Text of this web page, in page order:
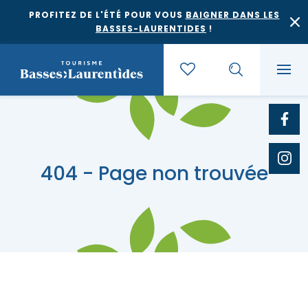
PROFITEZ DE L'ÉTÉ POUR VOUS BAIGNER DANS LES
BASSES-LAURENTIDES !
Agrotourisme et saveurs régionales
Festivals et événements
Où dormir
Bases de plein air
404 - Page non trouvée